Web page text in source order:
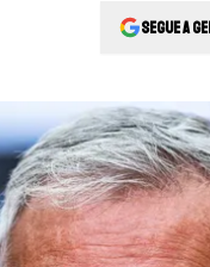
Segue a